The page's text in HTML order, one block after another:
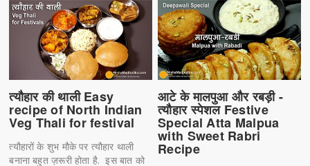
त्यौहार की थाली Easy
recipe of North Indian
Veg Thali for festival
त्यौहारों के शुभ मौके पर त्यौहार थाली
बनाना बहुत ज़रूरी होता है. इस बात को
आटे के मालपुआ और रबड़ी -
त्यौहार स्पेशल Festive
Special Atta Malpua
with Sweet Rabri
Recipe